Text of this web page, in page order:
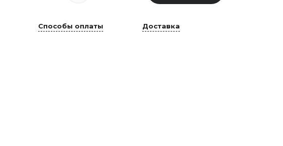
Способы оплаты Доставка